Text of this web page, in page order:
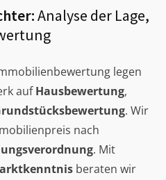
Analyse der Lage,
legen
aufHausbewertung,
. Wir
nach
. Mit
beraten wir